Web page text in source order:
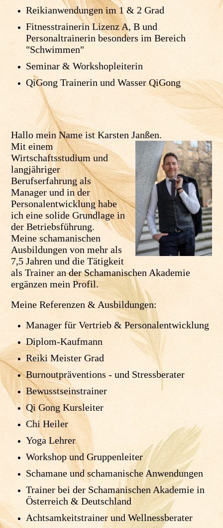
Reikianwendungen im 1 & 2 Grad
Fitnesstrainerin Lizenz A, B und
Personaltrainerin besonders im Bereich
"Schwimmen"
Seminar & Workshopleiterin
QiGong Trainerin und Wasser QiGong
Hallo mein Name ist Karsten Janßen.
Mit einem
Wirtschaftsstudium und
langjähriger
Berufserfahrung als
Manager und in der
Personalentwicklung habe
ich eine solide Grundlage in
der Betriebsführung.
Meine schamanischen
Ausbildungen von mehr als
7,5 Jahren und die Tätigkeit
als Trainer an der Schamanischen Akademie
ergänzen mein Profil.
Meine Referenzen & Ausbildungen:
Manager für Vertrieb & Personalentwicklung
Diplom-Kaufmann
Reiki Meister Grad
Burnoutpräventions - und Stressberater
Bewusstseinstrainer
Qi Gong Kursleiter
Chi Heiler
Yoga Lehrer
Workshop und Gruppenleiter
Schamane und schamanische Anwendungen
Trainer bei der Schamanischen Akademie in
Österreich & Deutschland
Achtsamkeitstrainer und Wellnessberater